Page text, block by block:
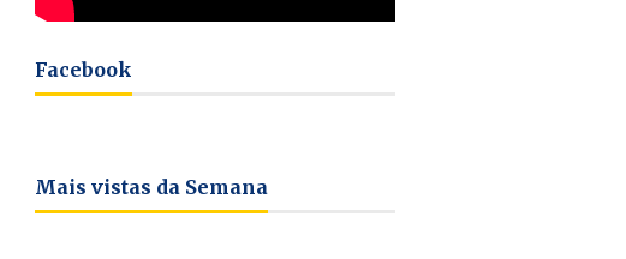
Facebook
Mais vistas da Semana